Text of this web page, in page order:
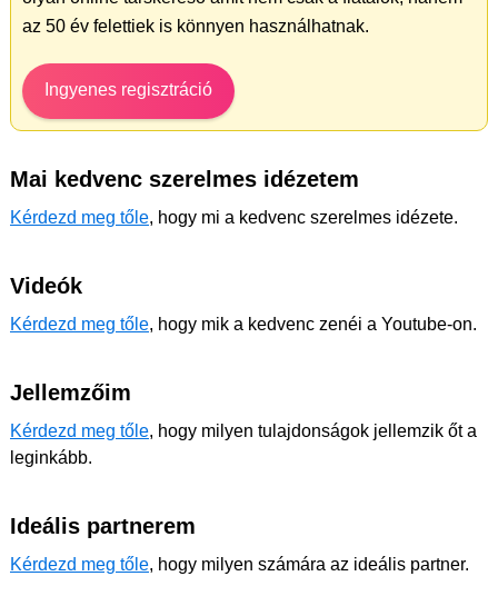
az 50 év felettiek is könnyen használhatnak.
Ingyenes regisztráció
Mai kedvenc szerelmes idézetem
Kérdezd meg tőle, hogy mi a kedvenc szerelmes idézete.
Videók
Kérdezd meg tőle, hogy mik a kedvenc zenéi a Youtube-on.
Jellemzőim
Kérdezd meg tőle, hogy milyen tulajdonságok jellemzik őt a
leginkább.
Ideális partnerem
Kérdezd meg tőle, hogy milyen számára az ideális partner.